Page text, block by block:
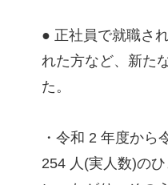
● 正社員で就職さ
れた方など、新た
た。
・令和 2 年度から
254 人(実人数)の